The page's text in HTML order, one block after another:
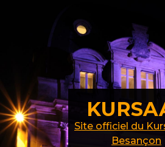
Site officiel du
Besançon